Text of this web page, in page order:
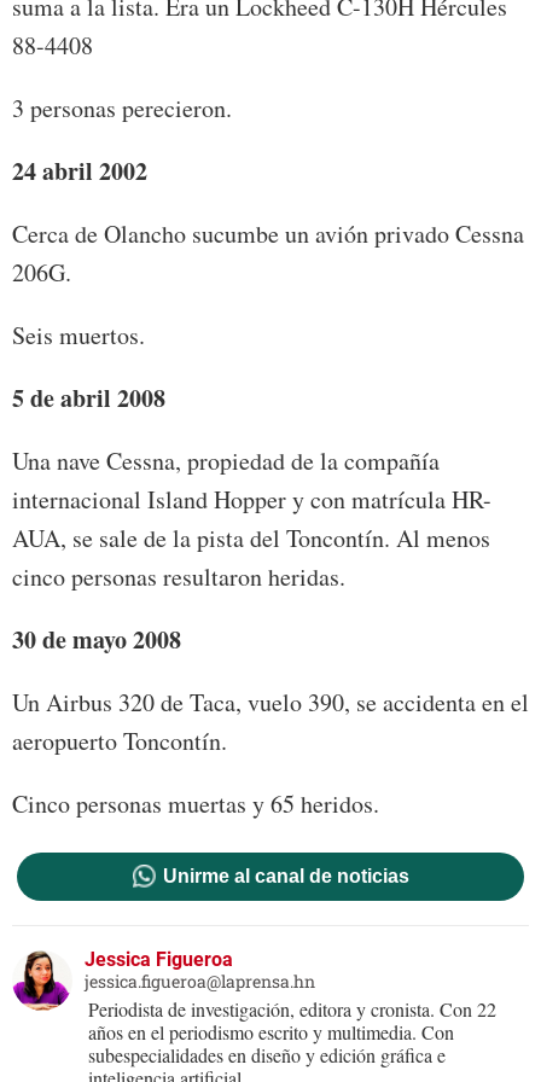
suma a la lista. Era un Lockheed C-130H Hércules
88-4408
3 personas perecieron.
24 abril 2002
Cerca de Olancho sucumbe un avión privado Cessna
206G.
Seis muertos.
5 de abril 2008
Una nave Cessna, propiedad de la compañía
internacional Island Hopper y con matrícula HR-
AUA, se sale de la pista del Toncontín. Al menos
cinco personas resultaron heridas.
30 de mayo 2008
Un Airbus 320 de Taca, vuelo 390, se accidenta en el
aeropuerto Toncontín.
Cinco personas muertas y 65 heridos.
Unirme al canal de noticias
Jessica Figueroa
jessica.figueroa@laprensa.hn
Periodista de investigación, editora y cronista. Con 22
años en el periodismo escrito y multimedia. Con
subespecialidades en diseño y edición gráfica e